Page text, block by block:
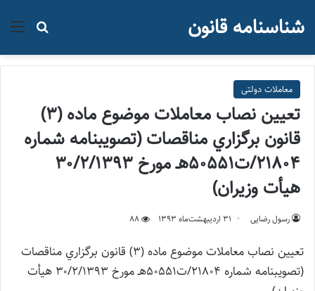
جستجو شناسنامه قانون
معاملات دولتی
تعيين نصاب معاملات موضوع ماده (۳)
قانون برگزاري مناقصات (تصویبنامه شماره
21804/ت50551هـ مورخ ۳۰/۲/۱۳۹۳
هیأت وزیران)
رسول رضایی ۳۱ اردیبهشت‌ماه ۱۳۹۳ 88
تعيين نصاب معاملات موضوع ماده (۳) قانون برگزاري مناقصات
(تصویبنامه شماره 21804/ت50551هـ مورخ ۳۰/۲/۱۳۹۳ هیأت